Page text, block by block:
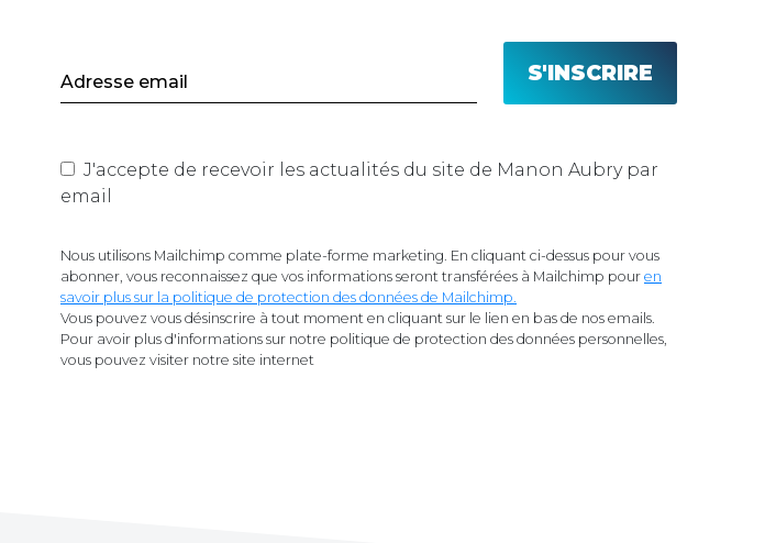
J'accepte de recevoir les actualités du site de Manon Aubry par
email
Nous utilisons Mailchimp comme plate-forme marketing. En cliquant ci-dessus pour vous
abonner, vous reconnaissez que vos informations seront transférées à Mailchimp pour en
savoir plus sur la politique de protection des données de Mailchimp.
Vous pouvez vous désinscrire à tout moment en cliquant sur le lien en bas de nos emails.
Pour avoir plus d'informations sur notre politique de protection des données personnelles,
vous pouvez visiter notre site internet